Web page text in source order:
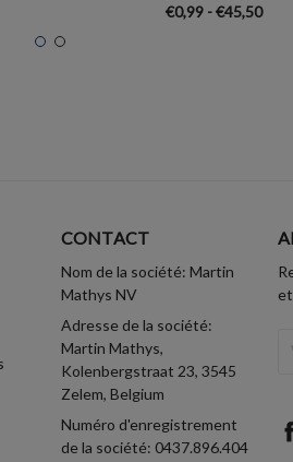
€0,99 - €45,50
CONTACT
Nom de la société: Martin
Mathys NV
Adresse de la société:
Martin Mathys,
Kolenbergstraat 23, 3545
Zelem, Belgium
Numéro d'enregistrement
de la société: 0437.896.404